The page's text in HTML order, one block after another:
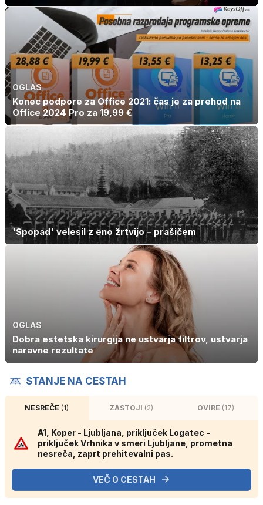
OGLAS
Konec podpore za Office 2021: čas je za prehod na
Office 2024 Pro za 19,99 €
'Spopad' velesil z eno žrtvijo – prašičem
OGLAS
Dobra estetska kirurgija ne ustvarja filtrov, ustvarja
naravne rezultate
STANJE NA CESTAH
NESREČE(1) ZASTOJI (2) OVIRE (17)
A1, Koper - Ljubljana, priključek Logatec -
priključek Vrhnika v smeri Ljubljane, prometna
nesreča, zaprt prehitevalni pas.
VEČ O CESTAH